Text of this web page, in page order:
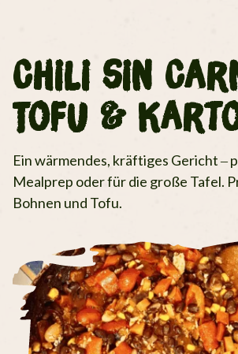
Chili sin
Tofu &
Ein wärmendes, kräftiges Gericht –
Mealprep oder für die große Tafel.
Bohnen und Tofu.